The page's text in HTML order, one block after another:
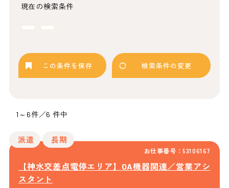
現在の検索条件
この条件を保存 検索条件の変更
1～6件／6 件中
お仕事番号：53106167
派遣 長期
【神水交差点電停エリア】OA機器関連／営業アシ
スタント